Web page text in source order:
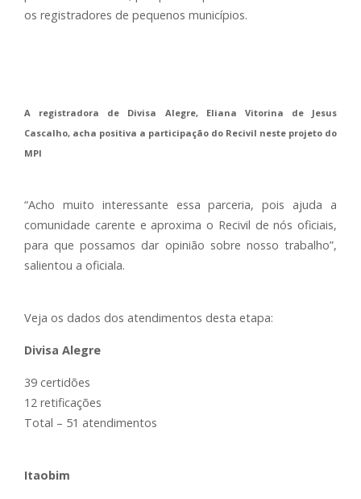
os registradores de pequenos municípios.
A registradora de Divisa Alegre, Eliana Vitorina de Jesus
Cascalho, acha positiva a participação do Recivil neste projeto do
MPI
“Acho muito interessante essa parceria, pois ajuda a
comunidade carente e aproxima o Recivil de nós oficiais,
para que possamos dar opinião sobre nosso trabalho”,
salientou a oficiala.
Veja os dados dos atendimentos desta etapa:
Divisa Alegre
39 certidões
12 retificações
Total – 51 atendimentos
Itaobim